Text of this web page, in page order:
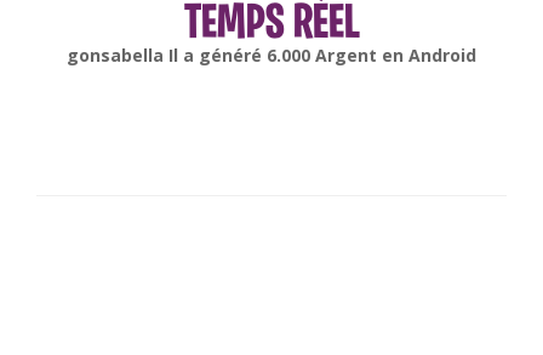
TEMPS RÉEL
gonsabella Il a généré 6.000 Argent en Android